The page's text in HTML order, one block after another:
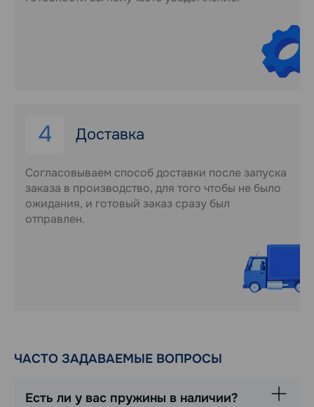
4 Доставка
Согласовываем способ доставки после запуска
заказа в производство, для того чтобы не было
ожидания, и готовый заказ сразу был
отправлен.
ЧАСТО ЗАДАВАЕМЫЕ ВОПРОСЫ
Есть ли у вас пружины в наличии?